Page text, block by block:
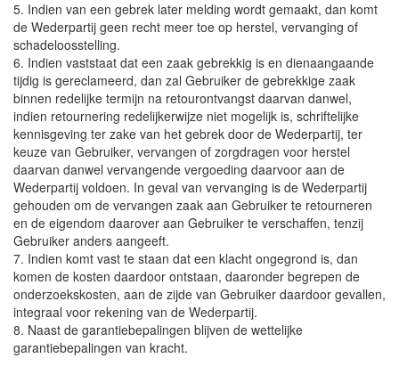
5. Indien van een gebrek later melding wordt gemaakt, dan komt
de Wederpartij geen recht meer toe op herstel, vervanging of
schadeloosstelling.
6. Indien vaststaat dat een zaak gebrekkig is en dienaangaande
tijdig is gereclameerd, dan zal Gebruiker de gebrekkige zaak
binnen redelijke termijn na retourontvangst daarvan danwel,
indien retournering redelijkerwijze niet mogelijk is, schriftelijke
kennisgeving ter zake van het gebrek door de Wederpartij, ter
keuze van Gebruiker, vervangen of zorgdragen voor herstel
daarvan danwel vervangende vergoeding daarvoor aan de
Wederpartij voldoen. In geval van vervanging is de Wederpartij
gehouden om de vervangen zaak aan Gebruiker te retourneren
en de eigendom daarover aan Gebruiker te verschaffen, tenzij
Gebruiker anders aangeeft.
7. Indien komt vast te staan dat een klacht ongegrond is, dan
komen de kosten daardoor ontstaan, daaronder begrepen de
onderzoekskosten, aan de zijde van Gebruiker daardoor gevallen,
integraal voor rekening van de Wederpartij.
8. Naast de garantiebepalingen blijven de wettelijke
garantiebepalingen van kracht.